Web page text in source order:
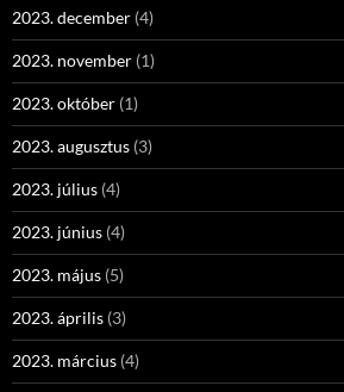
2023. december (4)
2023. november (1)
2023. október (1)
2023. augusztus (3)
2023. július (4)
2023. június (4)
2023. május (5)
2023. április (3)
2023. március (4)